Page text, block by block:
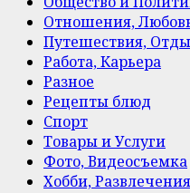
Отношения,
Путешествия,
Работа, Карьера
Разное
Рецепты блюд
Спорт
Товары и Услуги
Фото, Видеосъемка
Хобби,